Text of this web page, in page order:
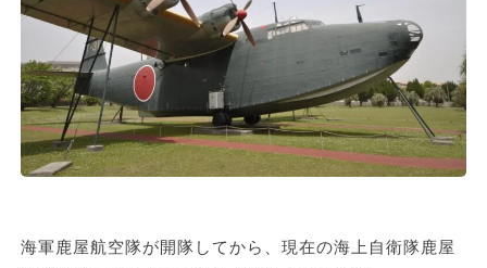
海軍鹿屋航空隊が開隊してから、現在の海上自衛隊鹿屋